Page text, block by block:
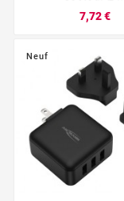
7,72 €
Neuf